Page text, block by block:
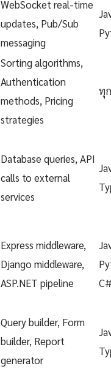
WebSocket real-time
updates, Pub/Sub
messaging
Sorting algorithms,
Authentication
methods, Pricing
strategies
ทุ
Database queries, API
calls to external
services
Express middleware,
Django middleware,
ASP.NET pipeline
Query builder, Form
builder, Report
generator